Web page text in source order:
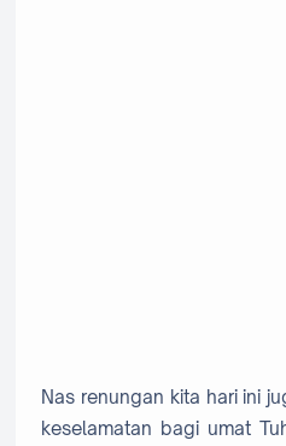
Nas renungan kita hari ini
keselamatan bagi umat